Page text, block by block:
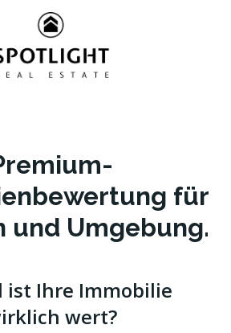
Zum
Inhalt
springen
für
und Umgebung.
ist Ihre Immobilie
wert?